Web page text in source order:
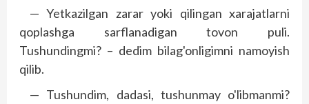
— Yetkazilgan zarar yoki qilingan xarajatlarni
qoplashga sarflanadigan tovon puli.
Tushundingmi? – dedim bilag'onligimni namoyish
qilib.
— Tushundim, dadasi, tushunmay o'libmanmi?